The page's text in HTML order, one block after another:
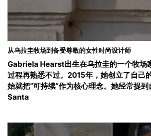
从乌拉圭牧场到备受尊敬的女性时尚设计师
Gabriela Hearst出生在乌拉圭的一个牧场
过程再熟悉不过。2015年，她创立了自己
始就把“可持续”作为核心理念。她经常提
Santa